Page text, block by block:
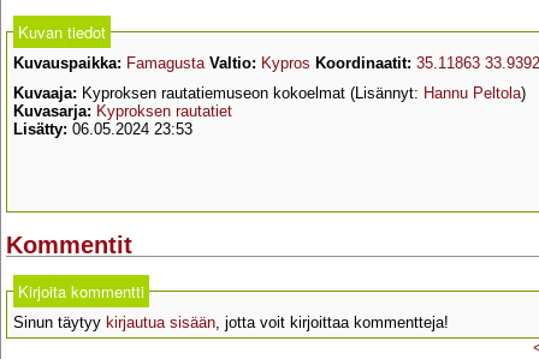
Kuvan tiedot
Kuvauspaikka: Famagusta Valtio: Kypros Koordinaatit: 35.11863
Kuvaaja: Kyproksen rautatiemuseon kokoelmat (Lisännyt: Hannu Peltola)
Kuvasarja: Kyproksen rautatiet
Lisätty: 06.05.2024 23:53
Kommentit
Kirjoita kommentti
Sinun täytyy kirjautua sisään, jotta voit kirjoittaa kommentteja!